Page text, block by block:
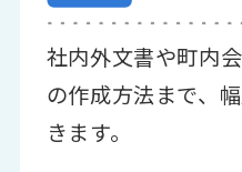
社内外文書や町内
の作成方法まで、
きます。